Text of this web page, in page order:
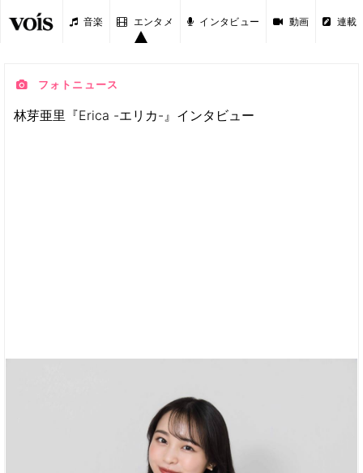
音楽 エンタメ インタビュー 動画 連載
フォトニュース
林芽亜里『Erica -エリカ-』インタビュー